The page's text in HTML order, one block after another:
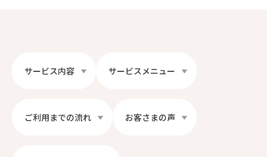
サービス内容 サービスメニュー
ご利用までの流れ お客さまの声